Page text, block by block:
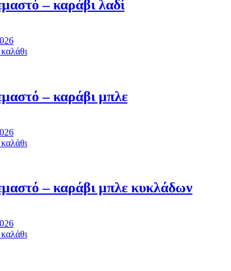
– καράβι λαδί
– καράβι μπλε
– καράβι μπλε κυκλάδων